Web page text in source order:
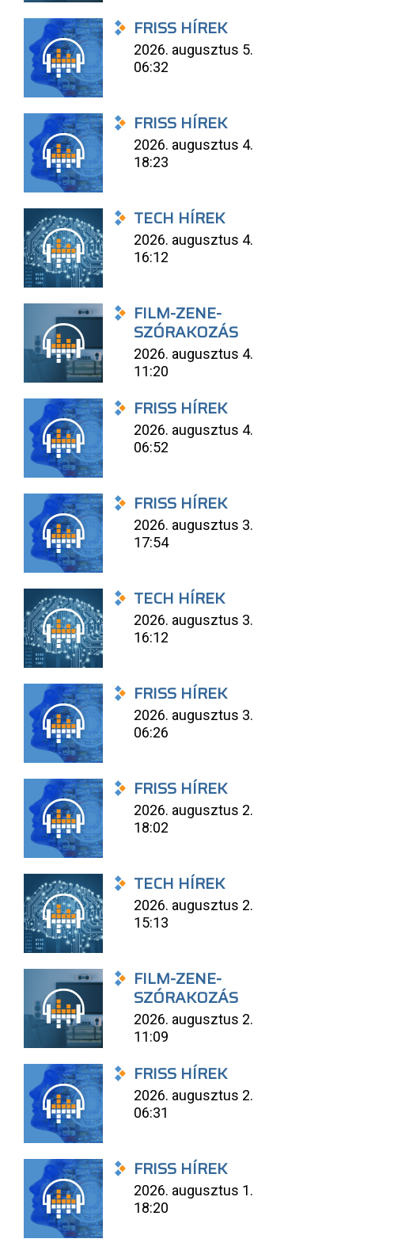
FRISS HÍREK
2026. augusztus 5.
06:32
FRISS HÍREK
2026. augusztus 4.
18:23
TECH HÍREK
2026. augusztus 4.
16:12
FILM-ZENE-
SZÓRAKOZÁS
2026. augusztus 4.
11:20
FRISS HÍREK
2026. augusztus 4.
06:52
FRISS HÍREK
2026. augusztus 3.
17:54
TECH HÍREK
2026. augusztus 3.
16:12
FRISS HÍREK
2026. augusztus 3.
06:26
FRISS HÍREK
2026. augusztus 2.
18:02
TECH HÍREK
2026. augusztus 2.
15:13
FILM-ZENE-
SZÓRAKOZÁS
2026. augusztus 2.
11:09
FRISS HÍREK
2026. augusztus 2.
06:31
FRISS HÍREK
2026. augusztus 1.
18:20